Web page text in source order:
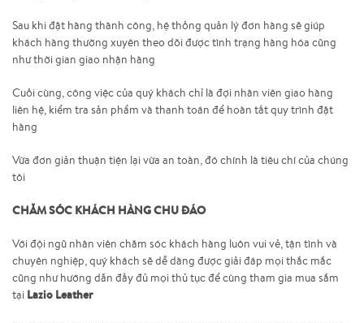
Sau khi đặt hàng thành công, hệ thống quản lý đơn hàng sẽ giúp
khách hàng thường xuyên theo dõi được tình trạng hàng hóa cũng
như thời gian giao nhận hàng
Cuối cùng, công việc của quý khách chỉ là đợi nhân viên giao hàng
liên hệ, kiểm tra sản phẩm và thanh toán để hoàn tất quy trình đặt
hàng
Vừa đơn giản thuận tiện lại vừa an toàn, đó chính là tiêu chí của chúng
tôi
CHĂM SÓC KHÁCH HÀNG CHU ĐÁO
Với đội ngũ nhân viên chăm sóc khách hàng luôn vui vẻ, tận tình và
chuyên nghiệp, quý khách sẽ dễ dàng được giải đáp mọi thắc mắc
cũng như hướng dẫn đầy đủ mọi thủ tục để cùng tham gia mua sắm
tại Lazio Leather